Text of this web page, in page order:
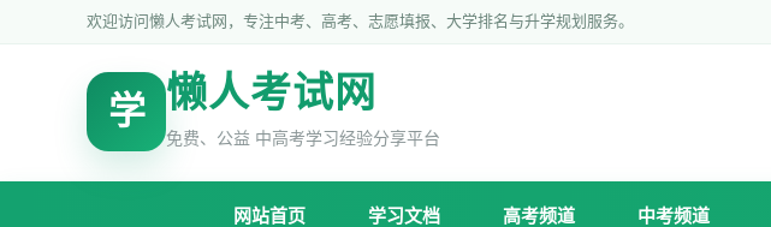
欢迎访问懒人考试网，专注中考、高考、志愿填报、大学排名与升学规划服务。
学 懒人考试网
免费、公益 中高考学习经验分享平台
网站首页 学习文档 高考频道 中考频道